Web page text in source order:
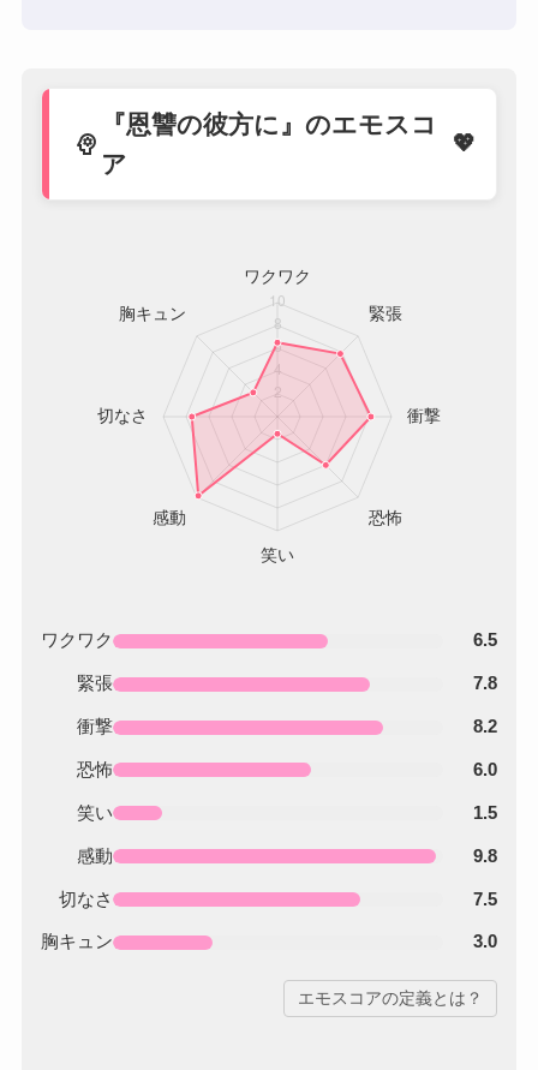
psychology
『恩讐の彼方に』のエモスコ
ア
ワクワク 6.5
緊張 7.8
衝撃 8.2
恐怖 6.0
笑い 1.5
感動 9.8
切なさ 7.5
胸キュン 3.0
エモスコアの定義とは？